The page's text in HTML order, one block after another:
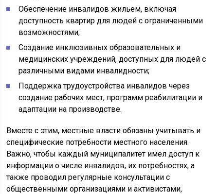
Обеспечение инвалидов жильем, включая
доступность квартир для людей с ограниченными
возможностями;
Создание инклюзивных образовательных и
медицинских учреждений, доступных для людей с
различными видами инвалидности;
Поддержка трудоустройства инвалидов через
создание рабочих мест, программ реабилитации и
адаптации на производстве.
Вместе с этим, местные власти обязаны учитывать и
специфические потребности местного населения.
Важно, чтобы каждый муниципалитет имел доступ к
информации о числе инвалидов, их потребностях, а
также проводил регулярные консультации с
общественными организациями и активистами,